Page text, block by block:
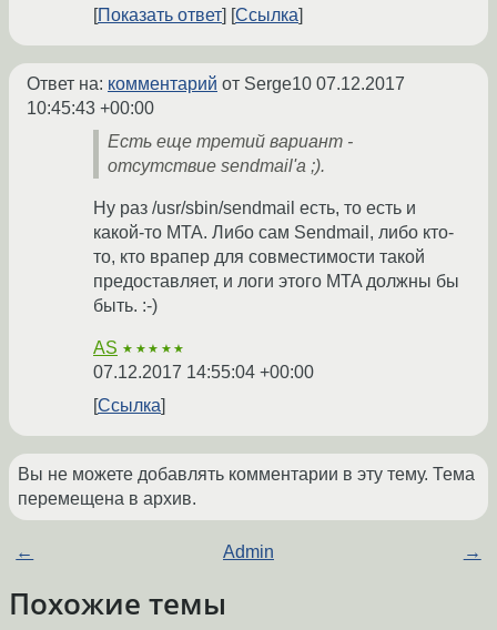
Показать ответ
Ссылка
Ответ на: комментарий от Serge10 07.12.2017
10:45:43 +00:00
Есть еще третий вариант -
отсутствие sendmail'a ;).
Ну раз /usr/sbin/sendmail есть, то есть и
какой-то MTA. Либо сам Sendmail, либо кто-
то, кто врапер для совместимости такой
предоставляет, и логи этого MTA должны бы
быть. :-)
AS ★★★★★
07.12.2017 14:55:04 +00:00
Ссылка
Вы не можете добавлять комментарии в эту тему. Тема
перемещена в архив.
← Admin →
Похожие темы